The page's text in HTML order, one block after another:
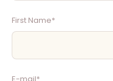
First Name*